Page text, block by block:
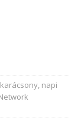
napi